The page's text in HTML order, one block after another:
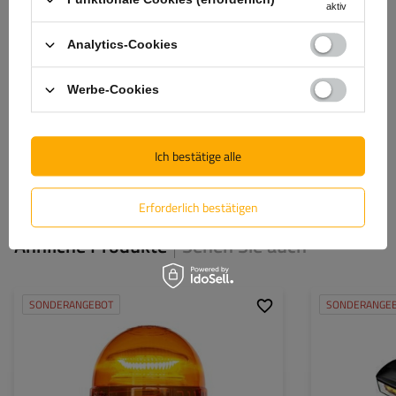
Vorname
E-Mail-Adresse
Bewertung abgeben
Ähnliche Produkte Sehen Sie auch
SONDERANGEBOT
aktiv
Analytics-Cookies
Werbe-Cookies
Erforderlich bestätigen
Ich bestätige alle